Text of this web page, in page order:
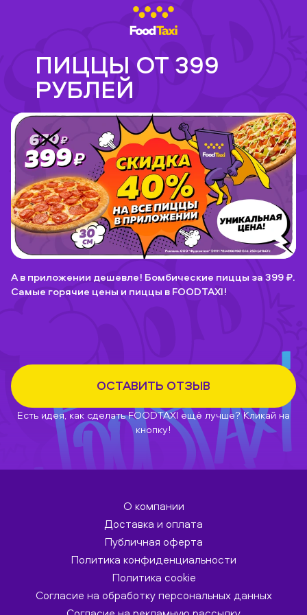
ПИЦЦЫ ОТ 399
РУБЛЕЙ
А в приложении дешевле! Бомбические пиццы за 399 ₽.
Самые горячие цены и пиццы в FOODTAXI!
ОСТАВИТЬ ОТЗЫВ
Есть идея, как сделать FOODTAXI ещё лучше? Кликай на
кнопку!
О компании
Доставка и оплата
Публичная оферта
Политика конфиденциальности
Политика cookie
Согласие на обработку персональных данных